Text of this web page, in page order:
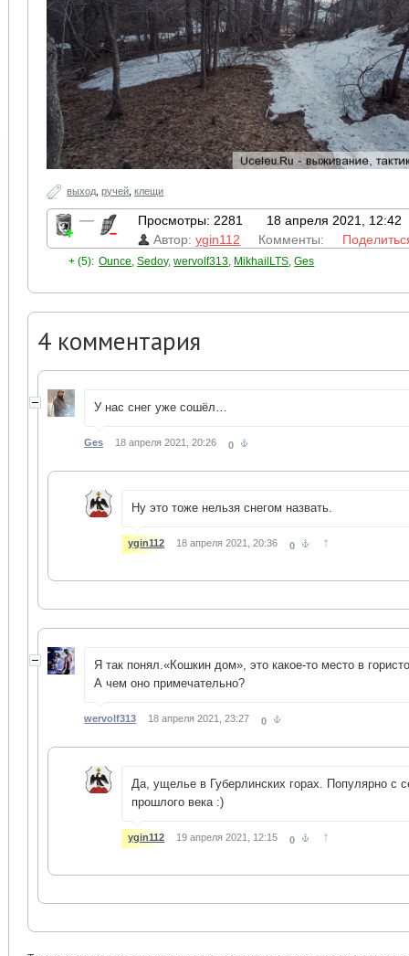
выход ,ручей ,клещи
— Просмотры: 2281
18 апреля 2021, 12:42
Автор:ygin112 Комменты:
+ (5): Ounce,Sedoy,wervolf313, MikhailLTS,Ges
4 комментария
У нас снег уже сошёл…
Ges 18 апреля 2021, 20:26 0
Ну это тоже нельзя снегом назвать.
ygin112 18 апреля 2021, 20:36 0 ↑
Я так понял.«Кошкин дом», это какое-то место в
А чем оно примечательно?
wervolf313 18 апреля 2021, 23:27 0
Да, ущелье в Губерлинских горах. Популярно с
прошлого века :)
ygin112 19 апреля 2021, 12:15 0 ↑